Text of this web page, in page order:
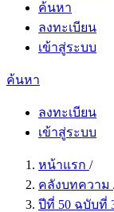
ค้นหา
ลงทะเบียน
เข้าสู่ระบบ
ค้นหา
ลงทะเบียน
เข้าสู่ระบบ
หน้าแรก /
คลังบทความ
ปีที่ 50 ฉบับที่